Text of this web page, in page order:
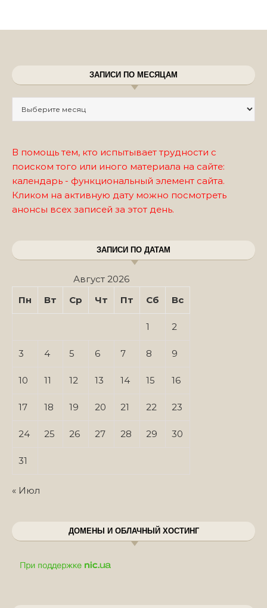
ЗАПИСИ ПО МЕСЯЦАМ
В помощь тем, кто испытывает трудности с
поиском того или иного материала на сайте:
календарь - функциональный элемент сайта.
Кликом на активную дату можно посмотреть
анонсы всех записей за этот день.
ЗАПИСИ ПО ДАТАМ
Август 2026
Пн
Вт Ср Чт Пт Сб Вс
1 2
3 4 5 6 7 8 9
10 11 12 13 14 15 16
17 18 19 20 21 22 23
24 25 26 27 28 29 30
31
« Июл
ДОМЕНЫ И ОБЛАЧНЫЙ ХОСТИНГ